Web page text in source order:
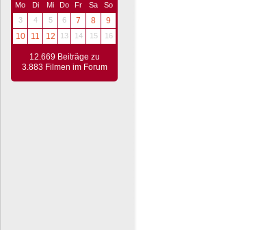
Mo Di Mi Do Fr Sa
So
3
4 5 6 7 8
9
10
11 12 13 14 15 16
12.669 Beiträge zu
3.883 Filmen im Forum